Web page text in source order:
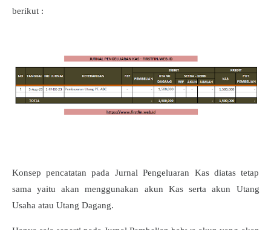
berikut :
Konsep pencatatan pada Jurnal Pengeluaran Kas diatas tetap
sama yaitu akan menggunakan akun Kas serta akun Utang
Usaha atau Utang Dagang.